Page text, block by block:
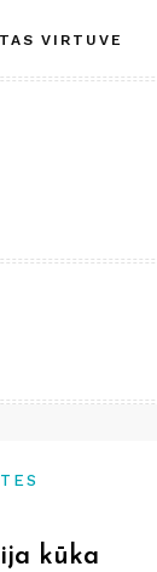
VIRTUVE
kūka